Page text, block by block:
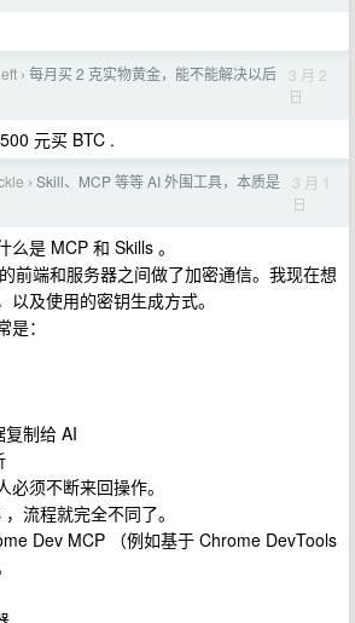
› 每月买 2 克实物黄金，能不能解决以后
3 月 2
日
元买 BTC .
› Skill、MCP 等等 AI 外围工具，本质是
3 月 1
日
是 MCP 和 Skills 。
前端和服务器之间做了加密通信。我现在想
及使用的密钥生成方式。
：
制给 AI
须不断来回操作。
流程就完全不同了。
Dev MCP （例如基于 Chrome DevTools